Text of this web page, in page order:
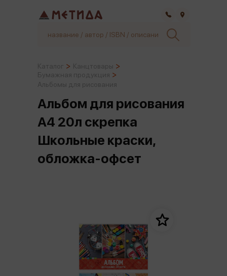
Альбом для рисования
А4 20л скрепка
Школьные краски,
обложка-офсет